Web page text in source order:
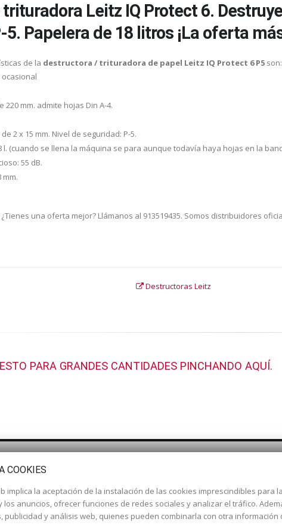
Leitz IQ Protect 6.
Papelera de 18 litros ¡La oferta
de la destructora / trituradora de papel Leitz IQ Protect 6 P5 son:
mm. admite hojas Din A-4.
2 x 15 mm. Nivel de seguridad: P-5.
(cuando se llena la máquina se para aunque todavía haya hojas en la
55 dB.
mm.
¿Tienes una oferta mejor? Llámanos al 913519435. Somos distribuidores
Destructoras Leitz
PARA GRANDES CANTIDADES PINCHANDO AQUÍ.
COOKIES
implica la aceptación de la instalación de las cookies imprescindibles
anuncios, ofrecer funciones de redes sociales y analizar el tráfico.
publicidad y análisis web, quienes pueden combinarla con otra